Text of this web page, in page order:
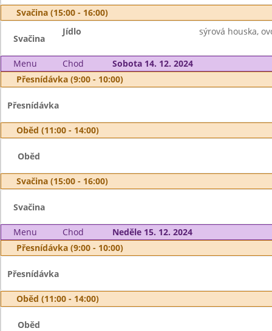
Svačina (15:00 - 16:00)
Svačina
Jídlo sýrová houska,
Menu Chod
Sobota 14. 12. 2024
Přesnídávka (9:00 - 10:00)
Přesnídávka
Oběd (11:00 - 14:00)
Oběd
Svačina (15:00 - 16:00)
Svačina
Menu Chod
Neděle 15. 12. 2024
Přesnídávka (9:00 - 10:00)
Přesnídávka
Oběd (11:00 - 14:00)
Oběd